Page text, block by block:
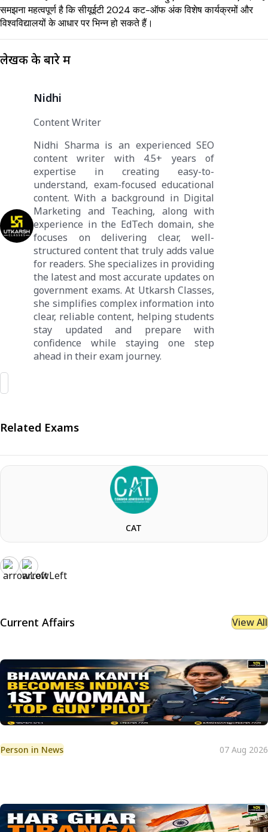
समझना महत्वपूर्ण है कि सीयूईटी 2024 कट-ऑफ अंक विशेष कार्यक्रमों और
विश्वविद्यालयों के आधार पर भिन्न हो सकते हैं।
लेखक के बारे में
Nidhi
Content Writer
Nidhi Sharma is an experienced SEO
content writer with 4.5+ years of
expertise in creating easy-to-
understand, exam-focused educational
content. With a background in Digital
Marketing and Teaching, along with
experience in the EdTech domain, she
focuses on delivering clear, well-
structured content that truly adds value
for readers. She specializes in providing
the latest and most accurate updates on
government exams. At Utkarsh Classes,
she simplifies complex information into
clear, reliable content, helping students
stay updated and prepare with
confidence while staying one step
ahead in their exam journey.
Related Exams
CAT
Current Affairs View All
Person in News 07 Aug 2026